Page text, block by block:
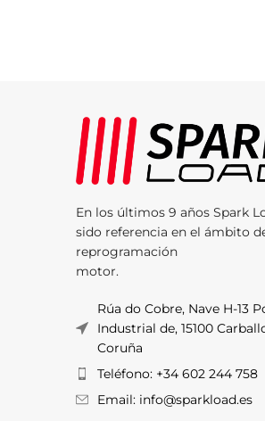
En los últimos 9 años Spark
sido referencia en el ámbito
reprogramación
motor.
Rúa do Cobre, Nave H-13
Industrial de, 15100
Coruña
Teléfono: +34 602 244 758
Email: info@sparkload.es